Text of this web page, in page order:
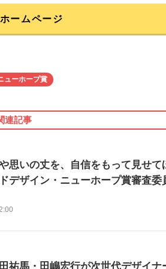
ームページ
ューホープ賞
連記事
思いの丈を、自信をもって見せて
デザイン・ニューホープ賞審査委
祐馬・田嶋宏行が次世代デザイナ